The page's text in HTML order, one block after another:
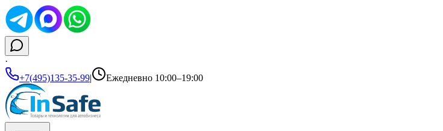
·
+7(495)135-35-99| Ежедневно 10:00–19:00